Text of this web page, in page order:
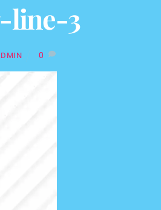
line-3
0